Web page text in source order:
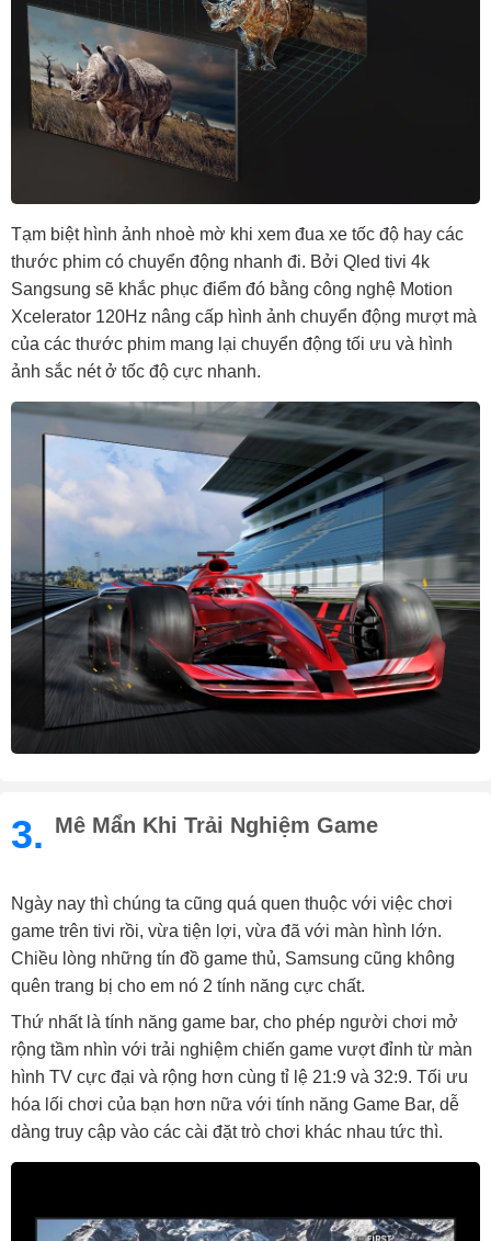
Tạm biệt hình ảnh nhoè mờ khi xem đua xe tốc độ hay các
thước phim có chuyển động nhanh đi. Bởi Qled tivi 4k
Sangsung sẽ khắc phục điểm đó bằng công nghệ Motion
Xcelerator 120Hz nâng cấp hình ảnh chuyển động mượt mà
của các thước phim mang lại chuyển động tối ưu và hình
ảnh sắc nét ở tốc độ cực nhanh.
3. Mê Mẩn Khi Trải Nghiệm Game
Ngày nay thì chúng ta cũng quá quen thuộc với việc chơi
game trên tivi rồi, vừa tiện lợi, vừa đã với màn hình lớn.
Chiều lòng những tín đồ game thủ, Samsung cũng không
quên trang bị cho em nó 2 tính năng cực chất.
Thứ nhất là tính năng game bar, cho phép người chơi mở
rộng tầm nhìn với trải nghiệm chiến game vượt đỉnh từ màn
hình TV cực đại và rộng hơn cùng tỉ lệ 21:9 và 32:9. Tối ưu
hóa lối chơi của bạn hơn nữa với tính năng Game Bar, dễ
dàng truy cập vào các cài đặt trò chơi khác nhau tức thì.